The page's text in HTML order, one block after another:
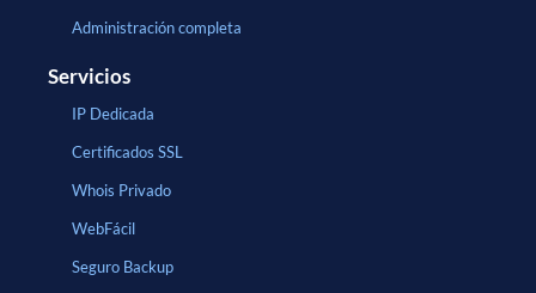
Administración completa
Servicios
IP Dedicada
Certificados SSL
Whois Privado
WebFácil
Seguro Backup